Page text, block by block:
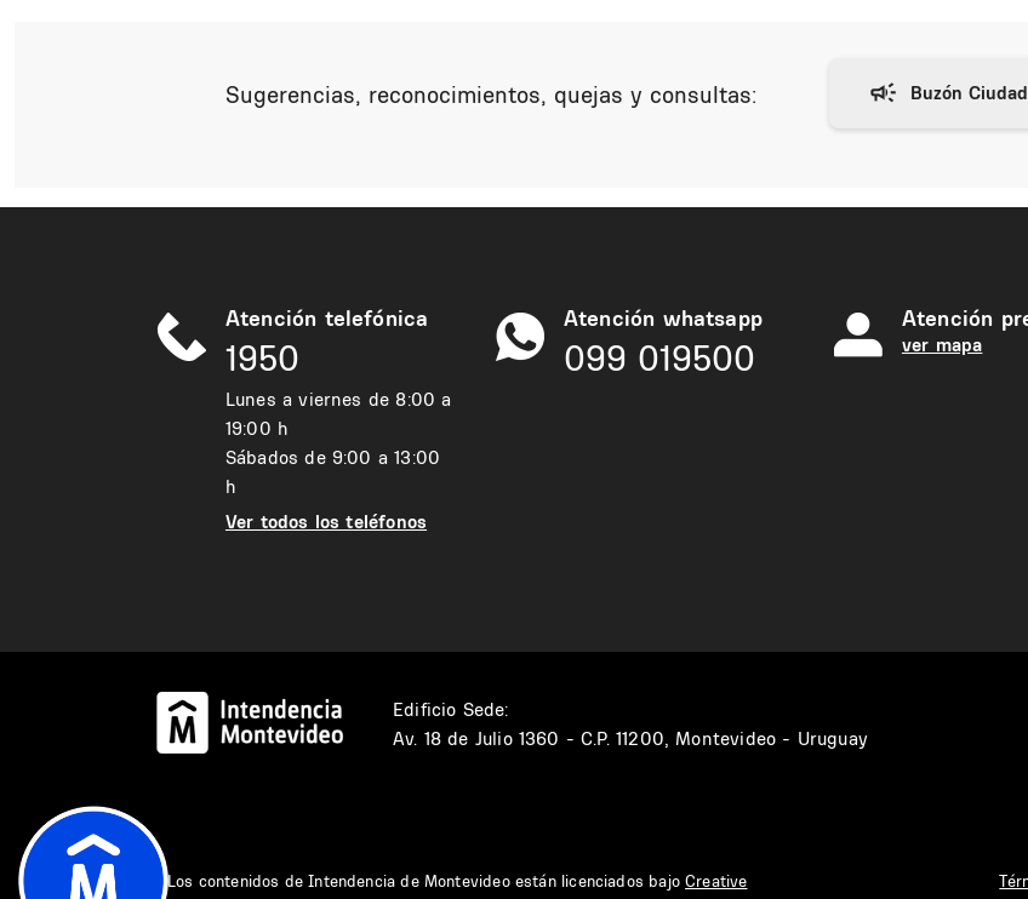
Sugerencias, reconocimientos, quejas y consultas:
Atención telefónica
1950
Lunes a viernes de 8:00 a
19:00 h
Sábados de 9:00 a 13:00
h
Ver todos los teléfonos
Atención whatsapp
099 019500
Atención
ver mapa
Edificio Sede:
Av. 18 de Julio 1360 - C.P. 11200, Montevideo - Uruguay
Los contenidos de Intendencia de Montevideo están licenciados bajoCreative